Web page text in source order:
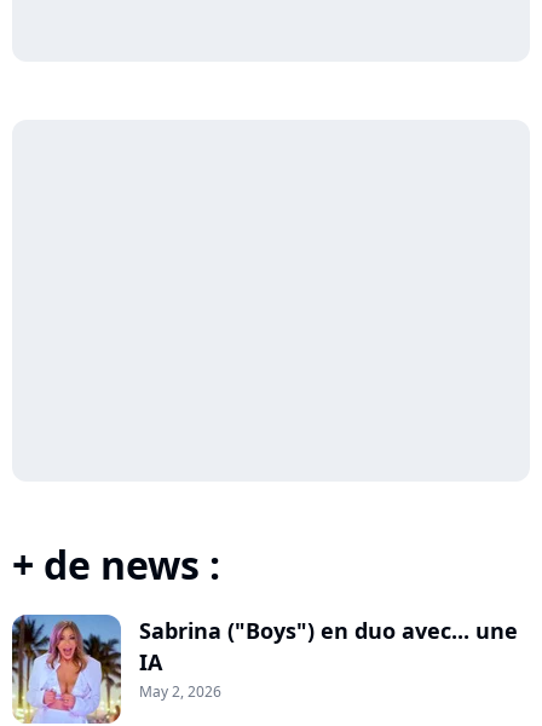
+ de news :
Sabrina ("Boys") en duo avec... une
IA
May 2, 2026